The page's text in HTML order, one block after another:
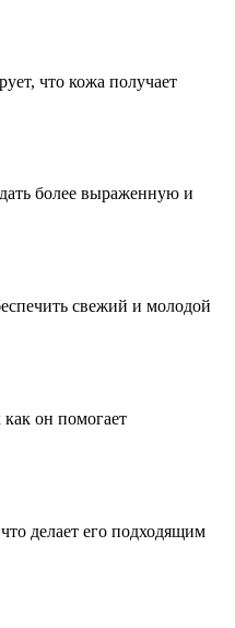
что кожа получает
более выраженную и
свежий и молодой
он помогает
делает его подходящим